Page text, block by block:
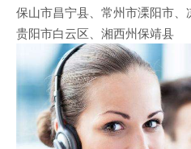
保山市昌宁县、常州市溧阳市、
贵阳市白云区、湘西州保靖县